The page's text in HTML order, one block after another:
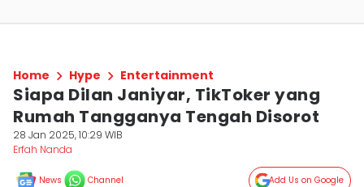
Home Hype Entertainment
Siapa Dilan Janiyar, TikToker yang
Rumah Tangganya Tengah Disorot
28 Jan 2025, 10:29 WIB
Erfah Nanda
News Channel Add Us on Google